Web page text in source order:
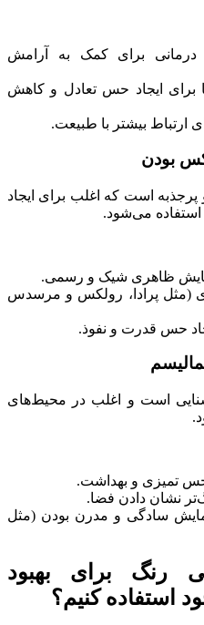
درمانی برای کمک به آرامش
برای ایجاد حس تعادل و کاهش
ارتباط بیشتر با طبیعت.
بودن
است که اغلب برای ایجاد
می‌شود.
ظاهری شیک و رسمی.
(مثل پرادا، رولکس و مرسدس
حس قدرت و نفوذ.
است و اغلب در محیط‌های
حس تمیزی و بهداشت.
نشان دادن فضا.
سادگی و مدرن بودن (مثل
رنگ برای بهبود
استفاده کنیم؟